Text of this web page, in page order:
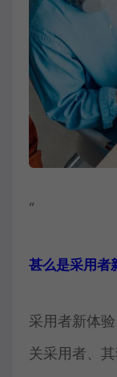
“
甚么是采用者
采用者新体
关采用者、